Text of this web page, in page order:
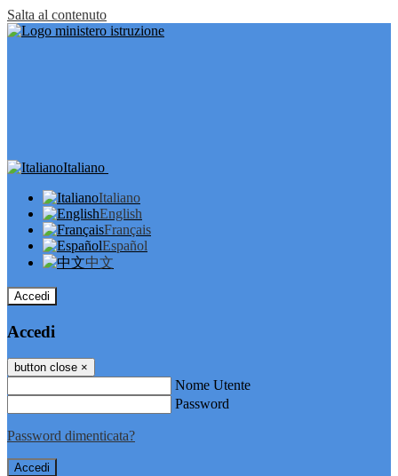
Salta al contenuto
Italiano
Italiano
English
Français
Español
中文
Accedi
Accedi
button close ×
Nome Utente
Password
Password dimenticata?